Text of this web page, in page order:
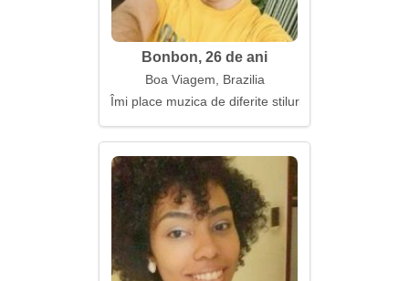
Bonbon, 26 de ani
Boa Viagem, Brazilia
Îmi place muzica de diferite stiluri